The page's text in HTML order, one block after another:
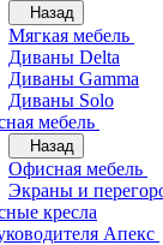
Назад
Мягкая мебель
Диваны Delta
Диваны Gamma
Диваны Solo
мебель
Назад
Офисная мебель
Экраны и
кресла
Апекс